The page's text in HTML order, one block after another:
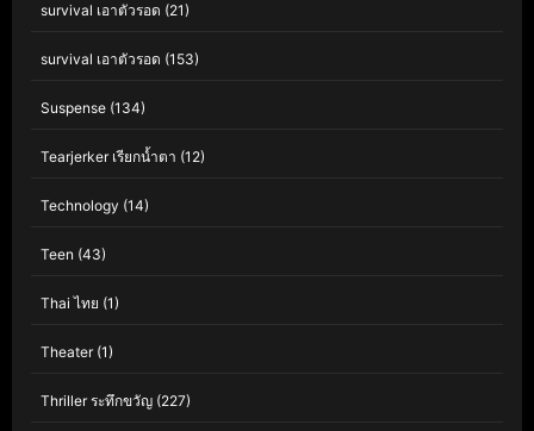
survival เอาตัวรอด (21)
survival เอาตัวรอด (153)
Suspense (134)
Tearjerker เรียกน้ำตา (12)
Technology (14)
Teen (43)
Thai ไทย (1)
Theater(1)
Thriller ระทึกขวัญ (227)